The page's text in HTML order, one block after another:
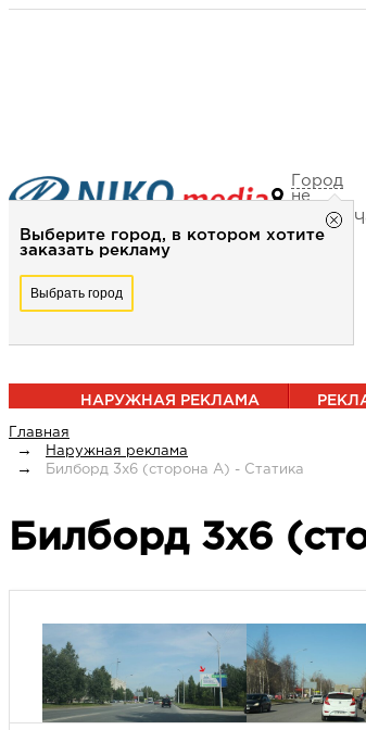
Город
не
выбран
Выберите город, в котором хотите
заказать рекламу
Выбрать город
НАРУЖНАЯ РЕКЛАМА
Главная
Наружная реклама
Билборд 3х6 (сторона А) - Статика
Билборд 3х6